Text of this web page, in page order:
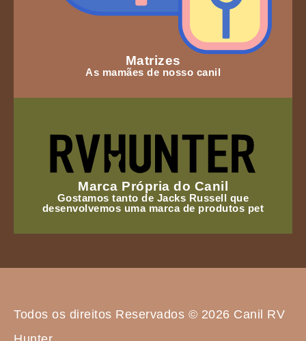
Matrizes
As mamães de nosso canil
Marca Própria do Canil
Gostamos tanto de Jacks Russell que
desenvolvemos uma marca de produtos pet
Todos os direitos Reservados © 2026 Canil RV